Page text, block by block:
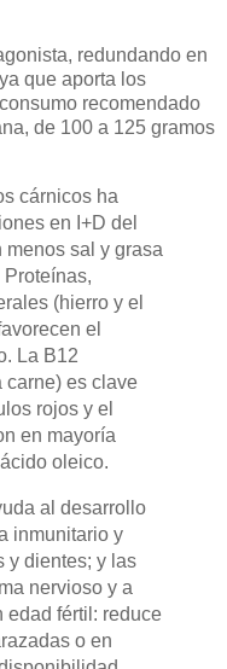
redundando en
que aporta los
recomendado
de 100 a 125 gramos
cárnicos ha
en I+D del
sal y grasa
(hierro y el
el
La B12
carne) es clave
rojos y el
en mayoría
oleico.
al desarrollo
inmunitario y
y dientes; y las
nervioso y a
edad fértil: reduce
o en